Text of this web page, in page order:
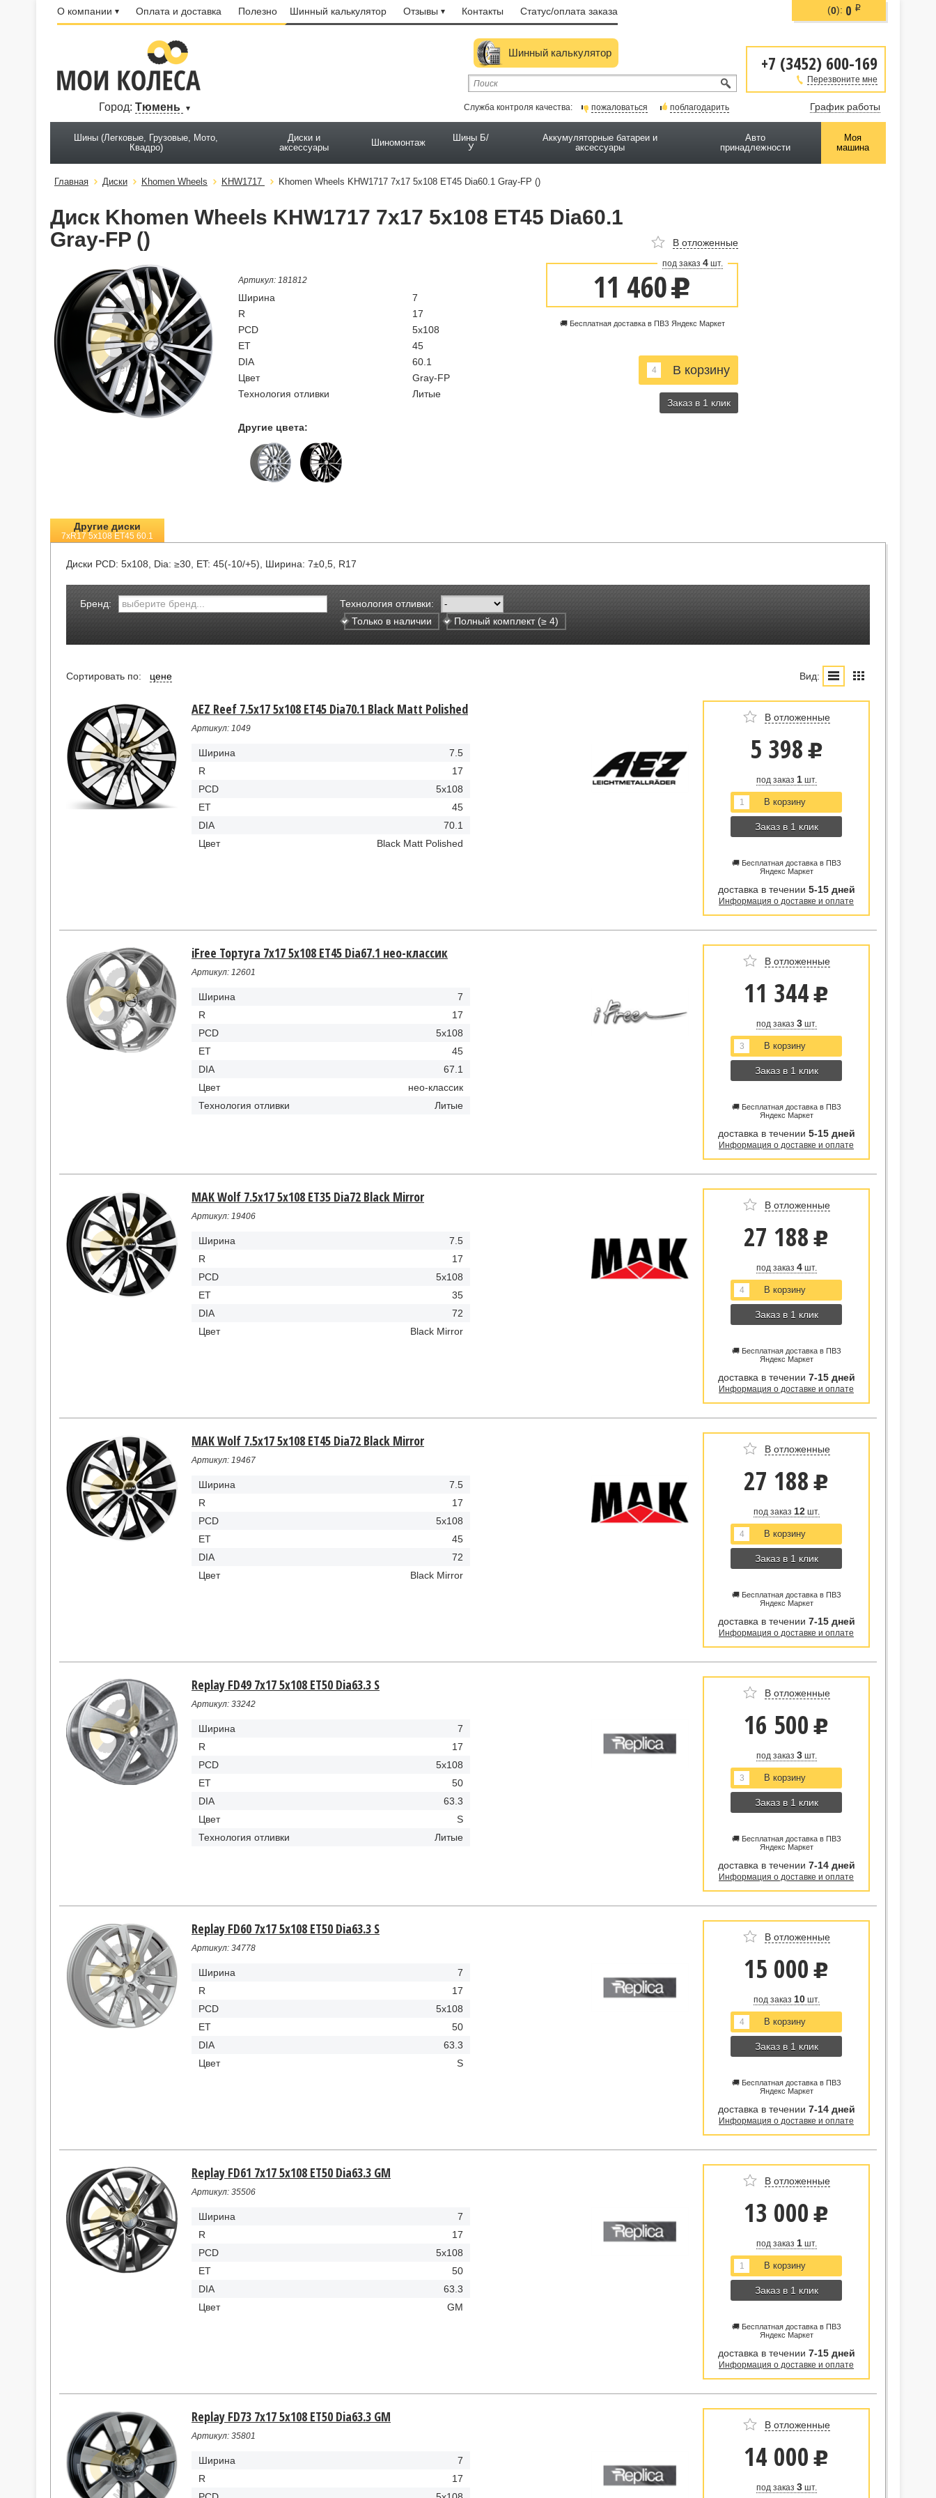
О компании Оплата и доставка Полезно Шинный калькулятор Отзывы Контакты Статус/оплата заказа
+7 (3452) 600-169
Перезвоните мне
Город: Тюмень
Шинный калькулятор
Служба контроля качества: пожаловаться поблагодарить График работы
Шины (Легковые, Грузовые, Мото,
Квадро)
Диски и
аксессуары
Шиномонтаж
Шины Б/
У
Аккумуляторные батареи и
аксессуары
Авто
принадлежности
Моя
машина
Главная Диски Khomen Wheels KHW1717 Khomen Wheels KHW1717 7x17 5x108 ET45 Dia60.1 Gray-FP ()
Диск Khomen Wheels KHW1717 7x17 5x108 ET45 Dia60.1
Gray-FP ()
Артикул: 181812
Ширина
7
R
17
PCD
5x108
ET
45
DIA
60.1
Цвет
Gray-FP
Технология отливки
Литые
Другие цвета:
В отложенные
под заказ 4 шт.
11 460u
🚚 Бесплатная доставка в ПВЗ Яндекс Маркет
Заказ в 1 клик
Другие диски
7xR17 5x108 ET45 60.1
Диски PCD: 5x108, Dia: ≥30, ET: 45(-10/+5), Ширина: 7±0,5, R17
Бренд:
Технология отливки:
Только в наличии
Полный комплект (≥ 4)
Сортировать по: цене Вид:
AEZ Reef 7.5x17 5x108 ET45 Dia70.1 Black Matt Polished
Артикул: 1049
Ширина
7.5
R
17
PCD
5x108
ET
45
DIA
70.1
Цвет
Black Matt Polished
В отложенные
5 398 u
под заказ 1шт.
Заказ в 1 клик
🚚 Бесплатная доставка в ПВЗ
Яндекс Маркет
доставка в течении 5-15 дней
Информация о доставке и оплате
iFree Тортуга 7x17 5x108 ET45 Dia67.1 нео-классик
Артикул: 12601
Ширина
7
R
17
PCD
5x108
ET
45
DIA
67.1
Цвет
нео-классик
Технология отливки
Литые
В отложенные
11 344 u
под заказ 3шт.
Заказ в 1 клик
🚚 Бесплатная доставка в ПВЗ
Яндекс Маркет
доставка в течении 5-15 дней
Информация о доставке и оплате
MAK Wolf 7.5x17 5x108 ET35 Dia72 Black Mirror
Артикул: 19406
Ширина
7.5
R
17
PCD
5x108
ET
35
DIA
72
Цвет
Black Mirror
В отложенные
27 188 u
под заказ 4шт.
Заказ в 1 клик
🚚 Бесплатная доставка в ПВЗ
Яндекс Маркет
доставка в течении 7-15 дней
Информация о доставке и оплате
MAK Wolf 7.5x17 5x108 ET45 Dia72 Black Mirror
Артикул: 19467
Ширина
7.5
R
17
PCD
5x108
ET
45
DIA
72
Цвет
Black Mirror
В отложенные
27 188 u
под заказ 12шт.
Заказ в 1 клик
🚚 Бесплатная доставка в ПВЗ
Яндекс Маркет
доставка в течении 7-15 дней
Информация о доставке и оплате
Replay FD49 7x17 5x108 ET50 Dia63.3 S
Артикул: 33242
Ширина
7
R
17
PCD
5x108
ET
50
DIA
63.3
Цвет
S
Технология отливки
Литые
В отложенные
16 500 u
под заказ 3шт.
Заказ в 1 клик
🚚 Бесплатная доставка в ПВЗ
Яндекс Маркет
доставка в течении 7-14 дней
Информация о доставке и оплате
Replay FD60 7x17 5x108 ET50 Dia63.3 S
Артикул: 34778
Ширина
7
R
17
PCD
5x108
ET
50
DIA
63.3
Цвет
S
В отложенные
15 000 u
под заказ 10шт.
Заказ в 1 клик
🚚 Бесплатная доставка в ПВЗ
Яндекс Маркет
доставка в течении 7-14 дней
Информация о доставке и оплате
Replay FD61 7x17 5x108 ET50 Dia63.3 GM
Артикул: 35506
Ширина
7
R
17
PCD
5x108
ET
50
DIA
63.3
Цвет
GM
В отложенные
13 000 u
под заказ 1шт.
Заказ в 1 клик
🚚 Бесплатная доставка в ПВЗ
Яндекс Маркет
доставка в течении 7-15 дней
Информация о доставке и оплате
Replay FD73 7x17 5x108 ET50 Dia63.3 GM
Артикул: 35801
Ширина
7
R
17
В отложенные
14 000 u
под заказ 3шт.
(0): 0 i